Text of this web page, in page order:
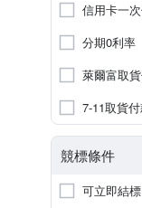
信用卡一
分期0利率
萊爾富取
7-11取貨
競標條件
可立即結標